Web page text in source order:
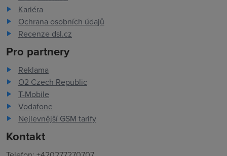
Kariéra
Ochrana osobních údajů
Recenze dsl.cz
Pro partnery
Reklama
O2 Czech Republic
T-Mobile
Vodafone
Nejlevnější GSM tarify
Kontakt